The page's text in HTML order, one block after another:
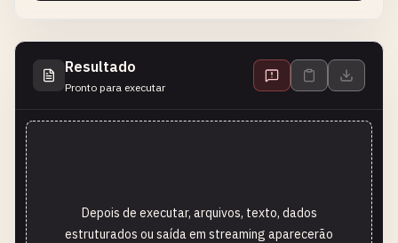
Resultado
Pronto para executar
Depois de executar, arquivos, texto, dados
estruturados ou saída em streaming aparecerão